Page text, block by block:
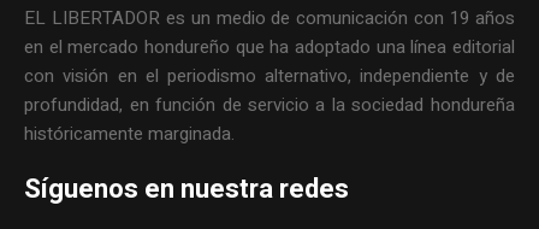
EL LIBERTADOR es un medio de comunicación con 19 años
en el mercado hondureño que ha adoptado una línea editorial
con visión en el periodismo alternativo, independiente y de
profundidad, en función de servicio a la sociedad hondureña
históricamente marginada.
Síguenos en nuestra redes